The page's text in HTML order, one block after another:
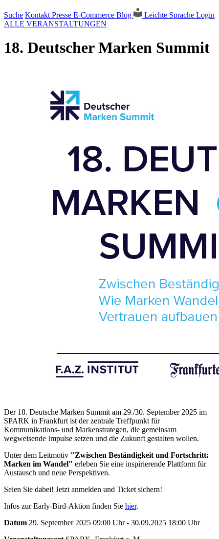
Suche Kontakt Presse E-Commerce Blog Leichte Sprache Login
ALLE VERANSTALTUNGEN
18. Deutscher Marken Summit
Der 18. Deutsche Marken Summit am 29./30. September 2025 im
SPARK in Frankfurt ist der zentrale Treffpunkt für
Kommunikations- und Markenstrategen, die gemeinsam
wegweisende Impulse setzen und die Zukunft gestalten wollen.
Unter dem Leitmotiv "Zwischen Beständigkeit und Fortschritt:
Marken im Wandel" erleben Sie eine inspirierende Plattform für
Austausch und neue Perspektiven.
Seien Sie dabei! Jetzt anmelden und Ticket sichern!
Infos zur Early-Bird-Aktion finden Sie hier.
Datum 29. September 2025 09:00 Uhr - 30.09.2025 18:00 Uhr